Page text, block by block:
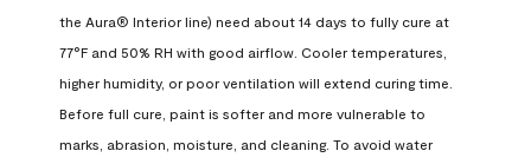
the Aura® Interior line) need about 14 days to fully cure at
77°F and 50% RH with good airflow. Cooler temperatures,
higher humidity, or poor ventilation will extend curing time.
Before full cure, paint is softer and more vulnerable to
marks, abrasion, moisture, and cleaning. To avoid water